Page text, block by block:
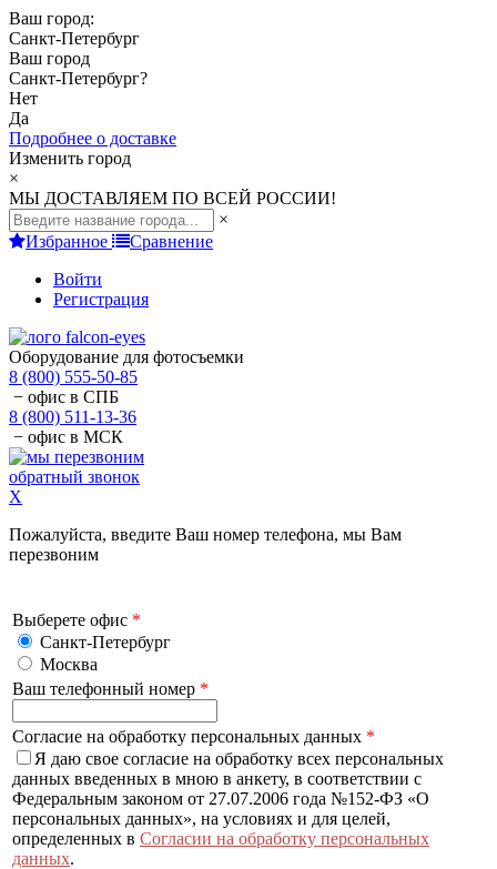
Ваш город:
Санкт-Петербург
Ваш город
Санкт-Петербург?
Нет
Да
Подробнее о доставке
Изменить город
×
МЫ ДОСТАВЛЯЕМ ПО ВСЕЙ РОССИИ!
×
Избранное
Сравнение
Войти
Регистрация
Оборудование для фотосъемки
8 (800) 555-50-85
− офис в СПБ
8 (800) 511-13-36
− офис в МСК
обратный звонок
X
Пожалуйста, введите Ваш номер телефона, мы Вам
перезвоним
Выберете офис *
Санкт-Петербург
Москва
Ваш телефонный номер *
Согласие на обработку персональных данных *
Я даю свое согласие на обработку всех персональных
данных введенных в мною в анкету, в соответствии с
Федеральным законом от 27.07.2006 года №152-ФЗ «О
персональных данных», на условиях и для целей,
определенных в Согласии на обработку персональных
данных.